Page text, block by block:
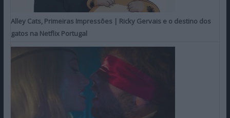
Alley Cats, Primeiras Impressões | Ricky Gervais e o destino dos
gatos na Netflix Portugal